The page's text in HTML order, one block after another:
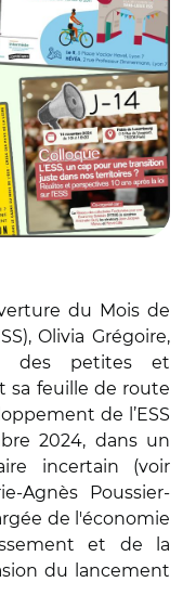
du Mois de
Olivia Grégoire,
des petites et
sa feuille de route
de l’ESS
2024, dans un
incertain (voir
Agnès Poussier-
de l'économie
et de la
du lancement